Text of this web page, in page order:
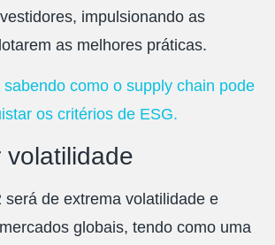
impulsionando as
as melhores práticas.
como o supply chain pode
os critérios de ESG.
volatilidade
será de extrema volatilidade e
globais, tendo como uma